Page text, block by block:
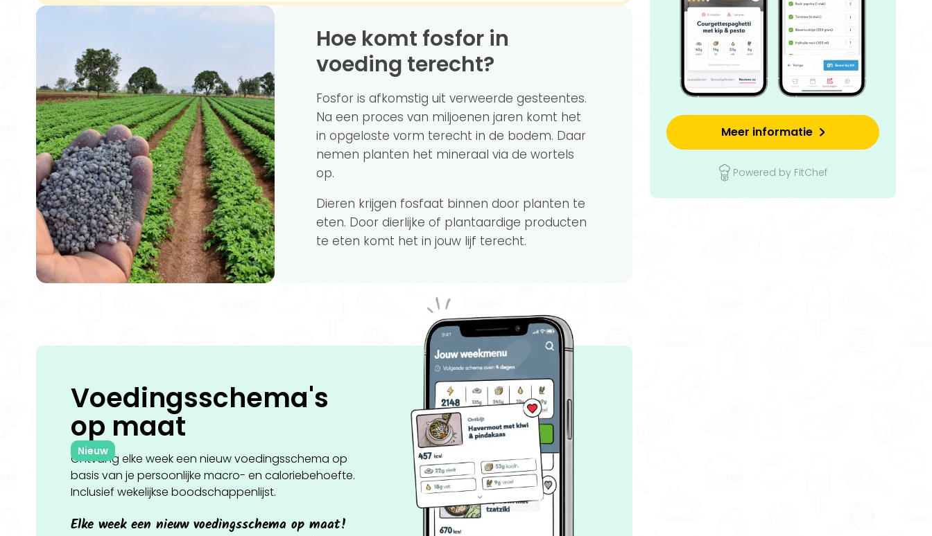
Hoe komt fosfor in
voeding terecht?
Fosfor is afkomstig uit verweerde gesteentes.
Na een proces van miljoenen jaren komt het
in opgeloste vorm terecht in de bodem. Daar
nemen planten het mineraal via de wortels
op.
Dieren krijgen fosfaat binnen door planten te
eten. Door dierlijke of plantaardige producten
te eten komt het in jouw lijf terecht.
Voedingsschema's
op maat
Nieuw
Ontvang elke week een nieuw voedingsschema op
basis van je persoonlijke macro- en caloriebehoefte.
Inclusief wekelijkse boodschappenlijst.
Elke week een nieuw voedingsschema op maat!
Meer informatie
Powered by FitChef